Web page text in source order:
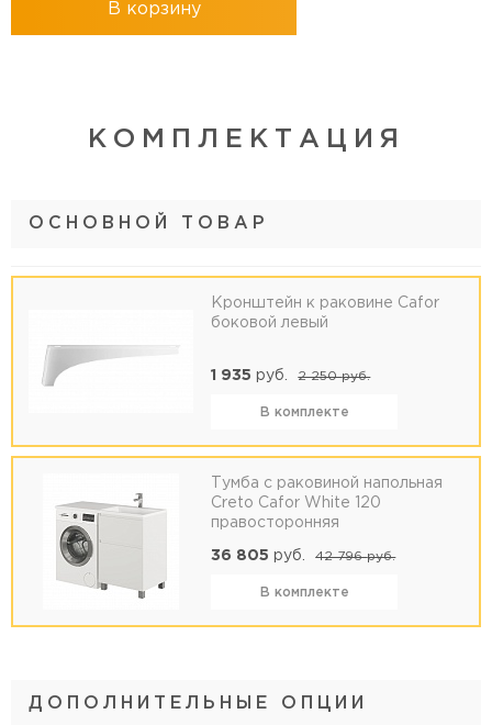
В корзину
КОМПЛЕКТАЦИЯ
ОСНОВНОЙ ТОВАР
Кронштейн к раковине Cafor
боковой левый
1 935руб. 2 250руб.
В комплекте
Тумба с раковиной напольная
Creto Cafor White 120
правосторонняя
36 805руб. 42 796руб.
В комплекте
ДОПОЛНИТЕЛЬНЫЕ ОПЦИИ